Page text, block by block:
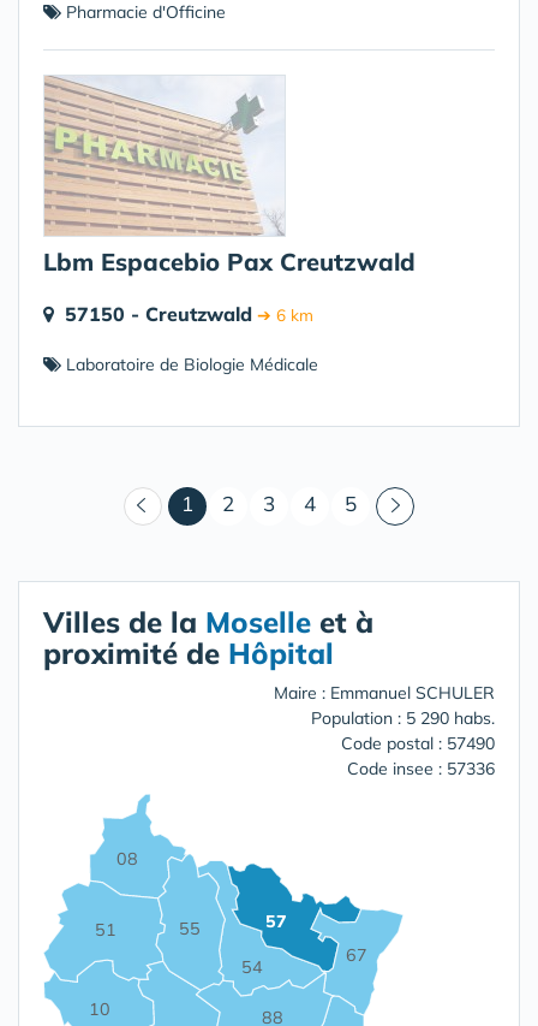
Pharmacie d'Officine
Lbm Espacebio Pax Creutzwald
57150 - Creutzwald ➔ 6 km
Laboratoire de Biologie Médicale
1 (courant)
2 3 4 5
Villes de la Moselle et à
proximité de Hôpital
Maire : Emmanuel SCHULER
Population : 5 290 habs.
Code postal : 57490
Code insee : 57336
08
10
51
54
55 57
67
88